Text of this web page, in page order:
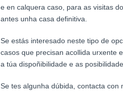
e en calquera caso, para as visitas
antes unha casa definitiva.
Se estás interesado neste tipo de
casos que precisan acollida urxente
a túa dispoñibilidade e as
Se tes algunha dúbida, contacta con